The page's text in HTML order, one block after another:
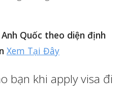
Quốc theo diện định
Xem Tại Đây
bạn khi apply visa đi